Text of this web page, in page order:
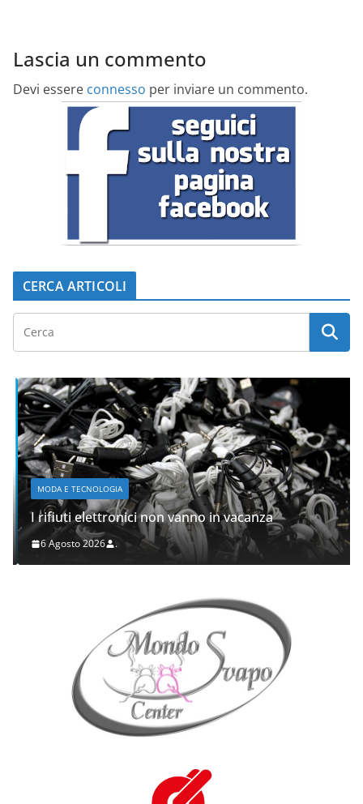
Lascia un commento
Devi essere connesso per inviare un commento.
CERCA ARTICOLI
MODA E TECNOLOGIA
I rifiuti elettronici non vanno in vacanza
6 Agosto 2026 .